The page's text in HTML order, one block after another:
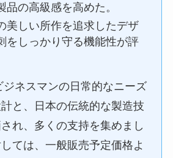
品の高級感を高めた。
美しい所作を追求したデザ
をしっかり守る機能性が評
ネスマンの日常的なニーズ
と、日本の伝統的な製造技
れ、多くの支持を集めまし
ては、一般販売予定価格よ